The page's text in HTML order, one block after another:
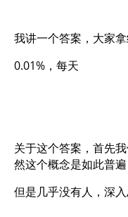
我讲一个答案，大家拿
0.01%，每天
关于这个答案，首先
然这个概念是如此普
但是几乎没有人，深入